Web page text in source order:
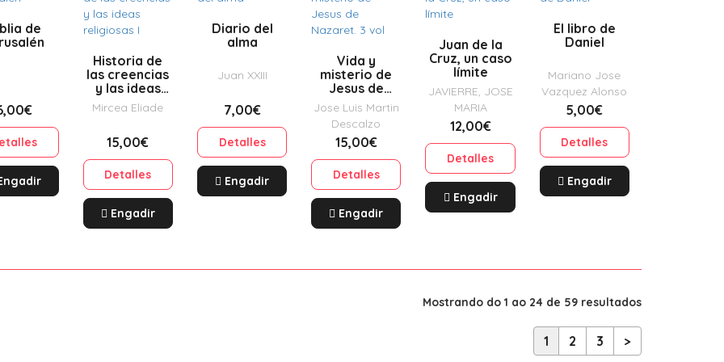
de
Historia de
las creencias
y las ideas
religiosas I
Mircea Eliade
15,00€
Detalles
Engadir
Diario del
alma
Juan XXIII
7,00€
Detalles
Engadir
Vida y
misterio de
Jesus de
Nazaret. 3 vol
Jose Luis Martin
Descalzo
15,00€
Detalles
Engadir
Juan de la
Cruz, un caso
límite
JAVIERRE, JOSE
MARIA
12,00€
Detalles
Engadir
El libro de
Daniel
Mariano Jose
Vazquez Alonso
5,00€
Detalles
Engadir
Mostrando do 1 ao 24 de 59 resultados
1 2 3 >